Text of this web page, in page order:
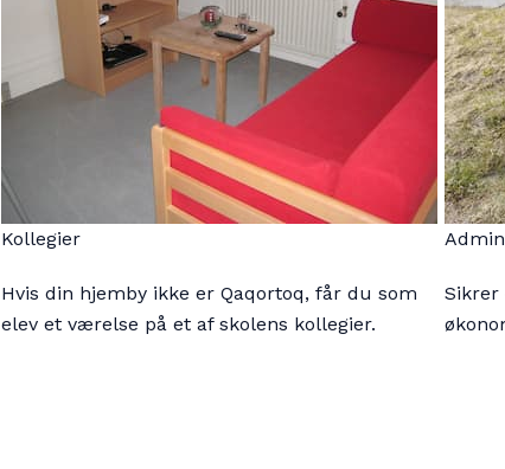
Kollegier
Hvis din hjemby ikke er Qaqortoq, får du som
elev et værelse på et af skolens kollegier.
Sikrer